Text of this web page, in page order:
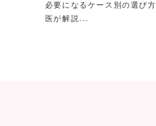
必要になるケース別の選び
医が解説...